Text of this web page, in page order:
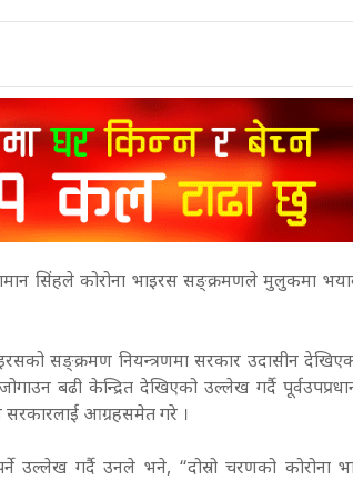
सिंहले कोरोना भाइरस सङ्क्रमणले मुलुकमा
सङ्क्रमण नियन्त्रणमा सरकार उदासीन
बढी केन्द्रित देखिएको उल्लेख गर्दै
सरकारलाई आग्रहसमेत गरे ।
उल्लेख गर्दै उनले भने, “दोस्रो चरणको कोरोना